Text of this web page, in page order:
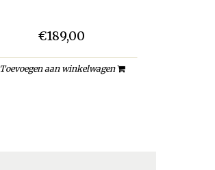
€189,00
Toevoegen aan winkelwagen